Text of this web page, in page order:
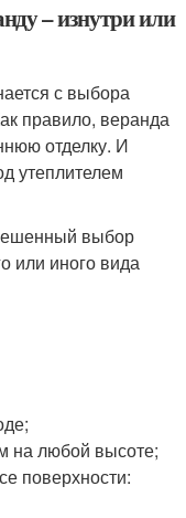
– изнутри или
с выбора
правило, веранда
отделку. И
утеплителем
выбор
или иного вида
на любой высоте;
поверхности: